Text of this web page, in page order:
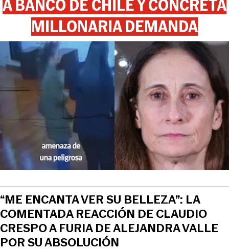
A BANCO DE CHILE Y CONCRETA
MILLONARIA DEMANDA
“ME ENCANTA VER SU BELLEZA”: LA
COMENTADA REACCIÓN DE CLAUDIO
CRESPO A FURIA DE ALEJANDRA VALLE
POR SU ABSOLUCIÓN